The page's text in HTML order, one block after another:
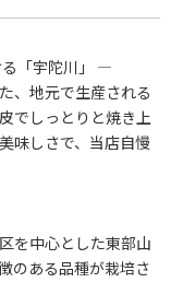
「宇陀川」 ―
、地元で生産される
でしっとりと焼き上
味しさで、当店自慢
を中心とした東部山
のある品種が栽培さ